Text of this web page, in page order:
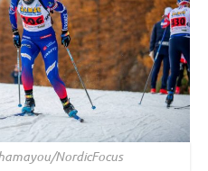
NordicFocus